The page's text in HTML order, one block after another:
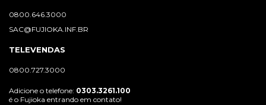
0800.646.3000
SAC@FUJIOKA.INF.BR
TELEVENDAS
0800.727.3000
Adicione o telefone: 0303.3261.100
é o Fujioka entrando em contato!